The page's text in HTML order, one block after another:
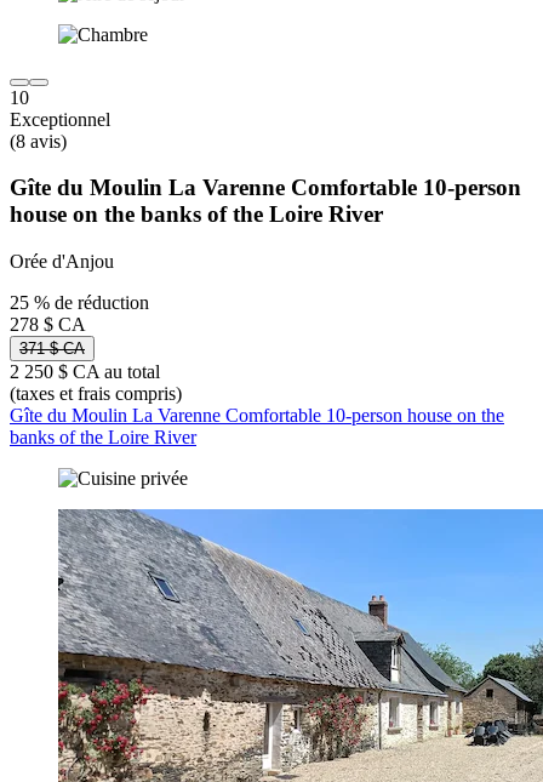
10
Exceptionnel
(8 avis)
Gîte du Moulin La Varenne Comfortable 10-person
house on the banks of the Loire River
Orée d'Anjou
25 % de réduction
278 $ CA
371 $ CA
2 250 $ CA au total
(taxes et frais compris)
Gîte du Moulin La Varenne Comfortable 10-person house on the
banks of the Loire River